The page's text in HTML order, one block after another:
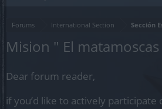
Forums International Section Sección
Mision " El
Dear forum reader,
if you’d like to actively